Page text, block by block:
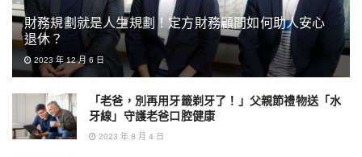
財務規劃就是人生規劃！定方財務顧問如何助人安心
退休？
2023 年 12 月 6 日
「老爸，別再用牙籤剃牙了！」父親節禮物送「水
牙線」守護老爸口腔健康
2023 年 8 月 4 日